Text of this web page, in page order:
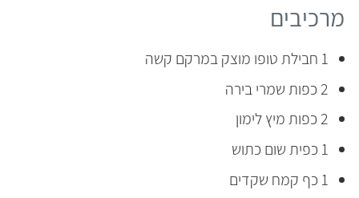
מרכיבים
1 חבילת טופו מוצק במרקם קשה
2 כפות שמרי בירה
2 כפות מיץ לימון
1 כפית שום כתוש
1 כף קמח שקדים